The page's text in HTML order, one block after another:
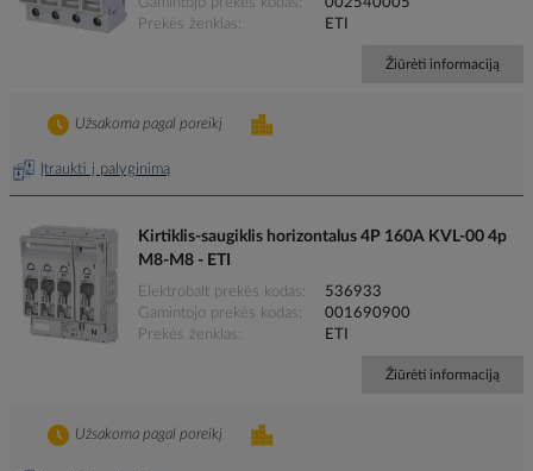
Gamintojo prekės kodas
002540005
Prekės ženklas
ETI
Žiūrėti informaciją
Įtraukti į palyginimą
Užsakoma pagal poreikį
Kirtiklis-saugiklis horizontalus 4P 160A KVL-00 4p
M8-M8 - ETI
Elektrobalt prekės kodas
536933
Gamintojo prekės kodas
001690900
Prekės ženklas
ETI
Žiūrėti informaciją
Užsakoma pagal poreikį